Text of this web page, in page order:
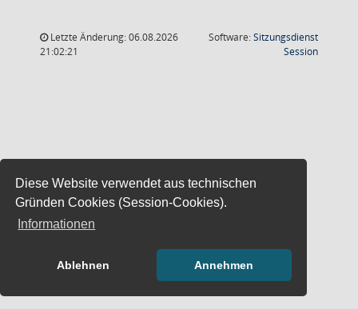
Diese Website verwendet aus technischen
Gründen Cookies (Session-Cookies).
Informationen
Ablehnen Annehmen
Letzte Änderung: 06.08.2026
21:02:21
Software:Sitzungsdienst
Session(Wird in